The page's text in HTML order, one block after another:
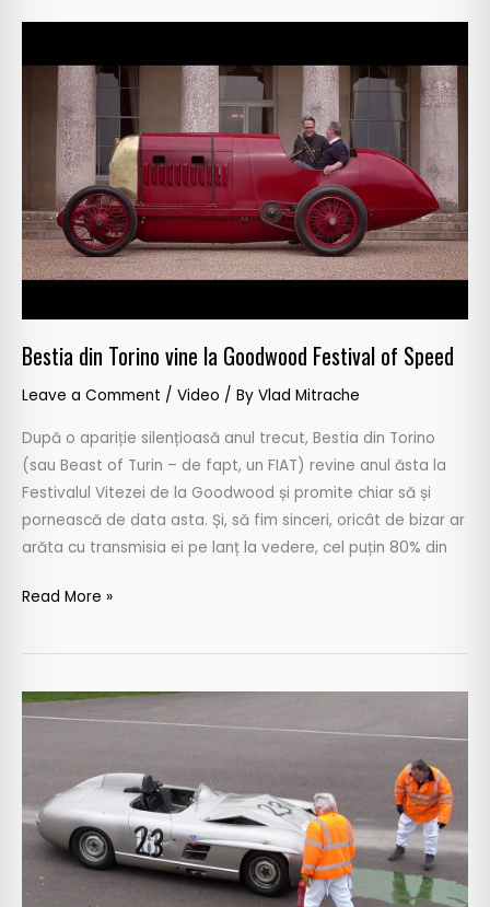
Bestia din Torino vine la Goodwood Festival of Speed
Leave a Comment / Video / By Vlad Mitrache
După o apariție silențioasă anul trecut, Bestia din Torino
(sau Beast of Turin – de fapt, un FIAT) revine anul ăsta la
Festivalul Vitezei de la Goodwood și promite chiar să și
pornească de data asta. Și, să fim sinceri, oricât de bizar ar
arăta cu transmisia ei pe lanț la vedere, cel puțin 80% din
din
Torino
Goodwood
Festival
of
Speed
Read More »
Două
distruse
într-
un
accident
pe